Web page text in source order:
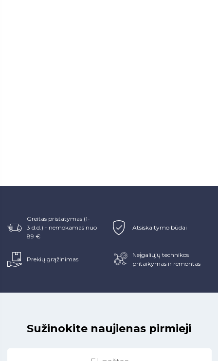
Greitas pristatymas (1-
3 d.d.) - nemokamas nuo
89 €
Atsiskaitymo būdai
Prekių grąžinimas
Neįgaliųjų technikos
pritaikymas ir remontas
Sužinokite naujienas pirmieji